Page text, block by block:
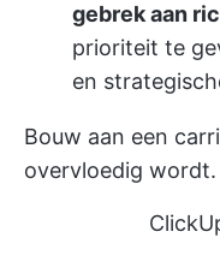
gebrek aan
prioriteit te
en
Bouw aan een
overvloedig wordt.